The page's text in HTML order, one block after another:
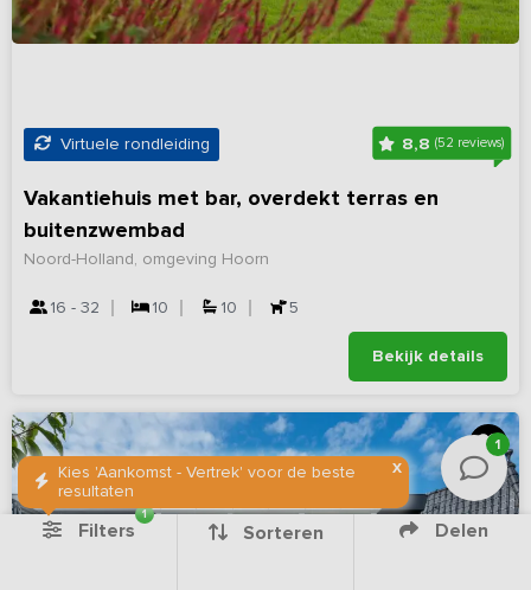
Virtuele rondleiding 8,8 (52 reviews)
Vakantiehuis met bar, overdekt terras en
buitenzwembad
Noord-Holland, omgeving Hoorn
16 - 32 10 10 5
Bekijk details
X
Kies 'Aankomst - Vertrek' voor de beste
resultaten
1
Filters
1
Sorteren Delen